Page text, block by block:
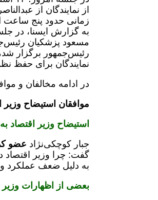
از نمایندگان از
زمانی حدود پنج ساعت
به گزارش ایسنا، در
مسعود پزشکیان
رئیس‌جمهور برگزار شد،
نمایندگان برای حفظ
در ادامه مخالفان و
موافقان استیضاح وزیر
استیضاح وزیر اقتصاد
جبار کوچکی‌نژاد عضو
گفت: چرا وزیر اقتصاد
به دلیل ضعف عملکرد
بعضی از اظهارات